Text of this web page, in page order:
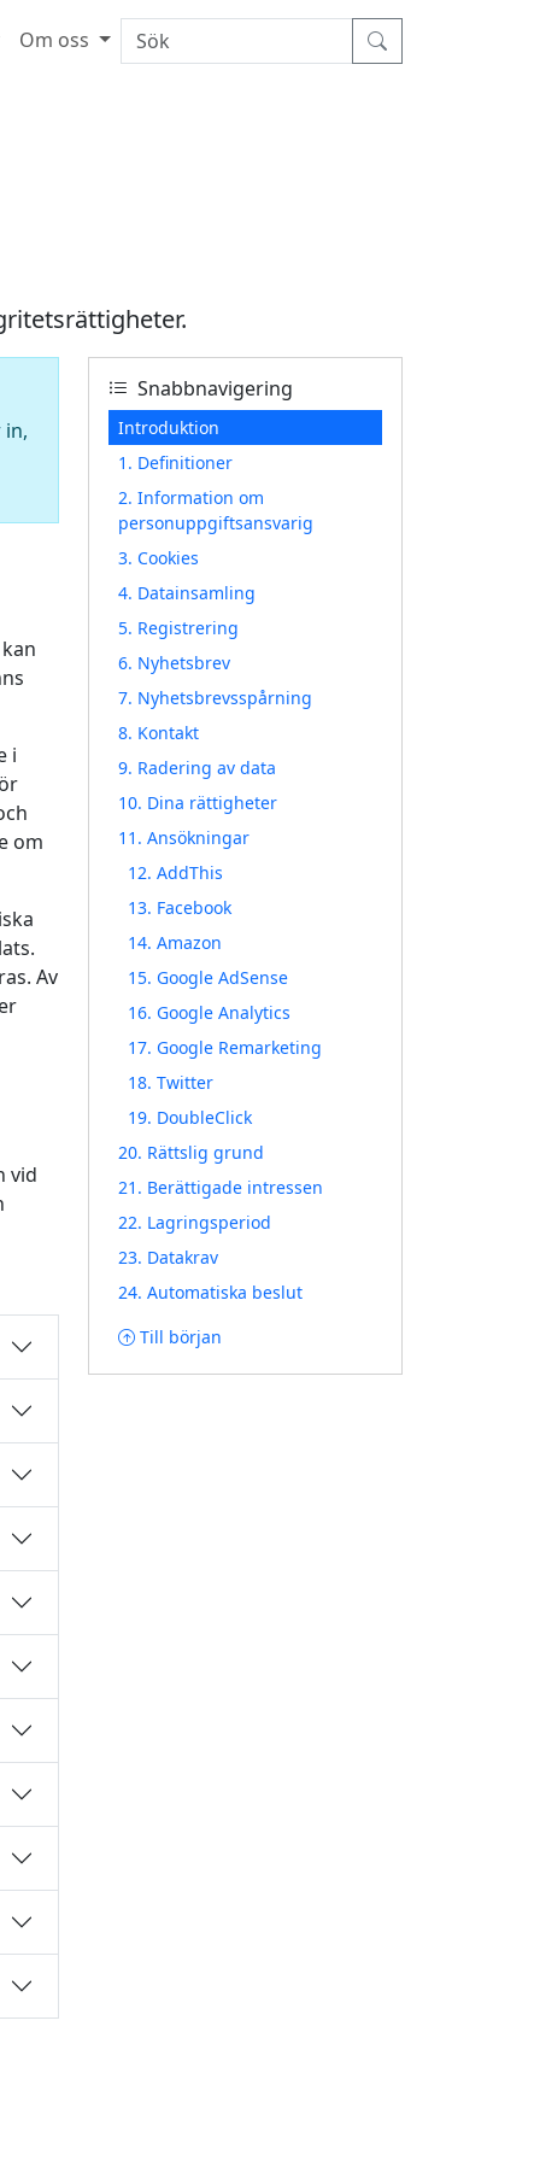
Om oss
i
om
Av
vid
Snabbnavigering
Introduktion
1. Definitioner
2. Information om
personuppgiftsansvarig
3. Cookies
4. Datainsamling
5. Registrering
6. Nyhetsbrev
7. Nyhetsbrevsspårning
8. Kontakt
9. Radering av data
10. Dina rättigheter
11. Ansökningar
12. AddThis
13. Facebook
14. Amazon
15. Google AdSense
16. Google Analytics
17. Google Remarketing
18. Twitter
19. DoubleClick
20. Rättslig grund
21. Berättigade intressen
22. Lagringsperiod
23. Datakrav
24. Automatiska beslut
Till början